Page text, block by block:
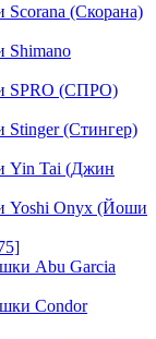
(Скорана)
Shimano
SPRO (СПРО)
Stinger (Стингер)
Yin Tai (Джин
Yoshi Onyx (Йоши
Abu Garcia
Condor